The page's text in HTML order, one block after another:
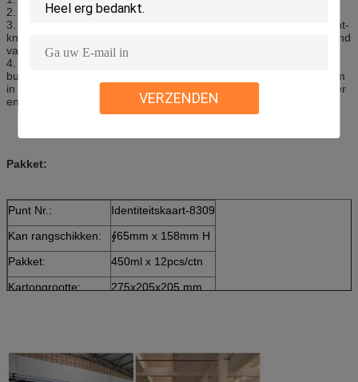
VERZENDEN
2. Laat leeglopen de band; Schud goed v3o3or gebruik het blik;
3. Schroef verbindende buis stevig op bandklep; Houd de blik recht-
knoop beschermer GLB-pers knoop bovenste-verwijdert tot de band
vast lijkt.
4. Nadat het stoten wordt gebeëindigd, maak beide einden van de
buis los. Drijf onmiddellijk 35km om de verzegelaar toe te staan om
in band uit te spreiden en de punctuur te herstellen. Dan controleer
en pas banddruk aan.
Pakket:
Punt Nr.:
Identiteitskaart-8309
Kan rangschikken:
∮65mm x 158mm H
Pakket:
450ml x 12pcs/ctn
Kartongrootte:
275x205x205 mm